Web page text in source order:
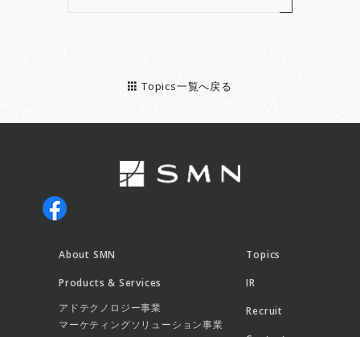
Topics一覧へ戻る
About SMN
Products & Services
アドテクノロジー事業
マーケティングソリューション事業
Topics
IR
Recruit